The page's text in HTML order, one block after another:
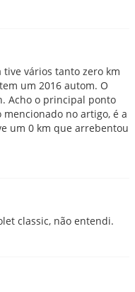
tive vários tanto zero km
um 2016 autom. O
Acho o principal ponto
no artigo, é a
um 0 km que arrebentou
classic, não entendi.